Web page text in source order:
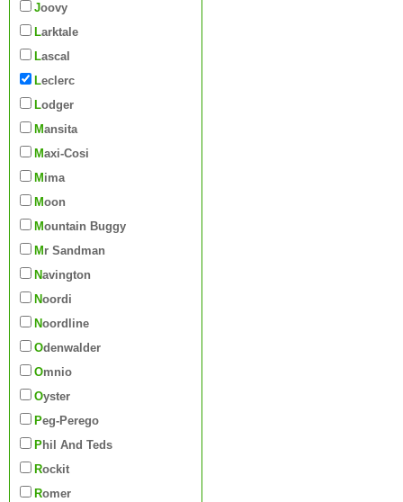
Joovy
Larktale
Lascal
Leclerc
Lodger
Mansita
Maxi-Cosi
Mima
Moon
Mountain Buggy
Mr Sandman
Navington
Noordi
Noordline
Odenwalder
Omnio
Oyster
Peg-Perego
Phil And Teds
Rockit
Romer